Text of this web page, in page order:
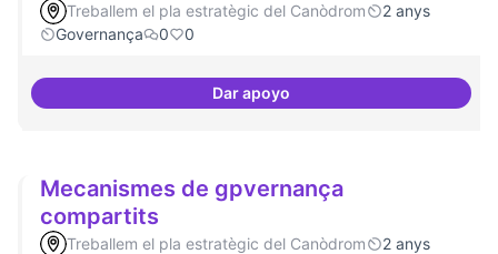
Treballem el pla estratègic del Canòdrom
2 anys
Governança
0 0
Dar apoyoComité Asesor Internacional
Mecanismes de gpvernança
compartits
Treballem el pla estratègic del Canòdrom
2 anys